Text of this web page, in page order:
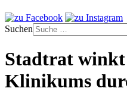
Suchen
Stadtrat winkt
Klinikums